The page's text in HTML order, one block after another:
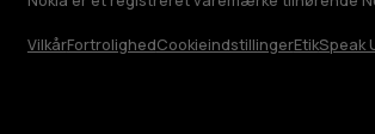
VilkårFortrolighedCookieindstillingerEtikSpeak